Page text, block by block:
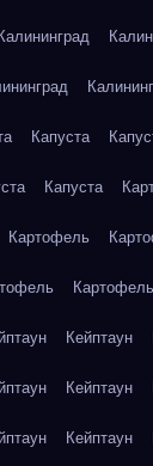
Калининград
Капуста
Капуста
Картофель
Картофель
Кейптаун
Кейптаун
Кейптаун